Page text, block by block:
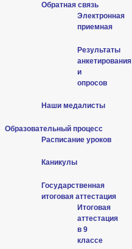
Обратная связь
Электронная
приемная
Результаты
анкетирования
и
опросов
Наши медалисты
Образовательный процесс
Расписание уроков
Каникулы
Государственная
итоговая аттестация
Итоговая
аттестация
в 9
классе